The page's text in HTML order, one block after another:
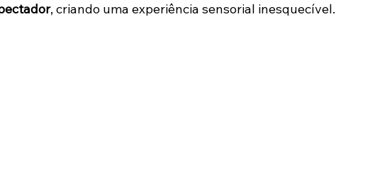
, criando uma experiência sensorial inesquecível.